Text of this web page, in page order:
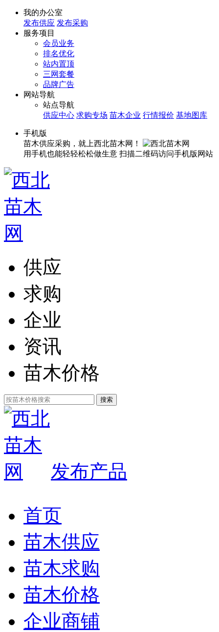
我的办公室
发布供应 发布采购
服务项目
会员业务
排名优化
站内置顶
三网套餐
品牌广告
网站导航
站点导航
供应中心 求购专场 苗木企业 行情报价 基地图库
手机版
苗木供应采购，就上西北苗木网！
用手机也能轻轻松松做生意 扫描二维码访问手机版网站
供应
求购
企业
资讯
苗木价格
发布产品
首页
苗木供应
苗木求购
苗木价格
企业商铺